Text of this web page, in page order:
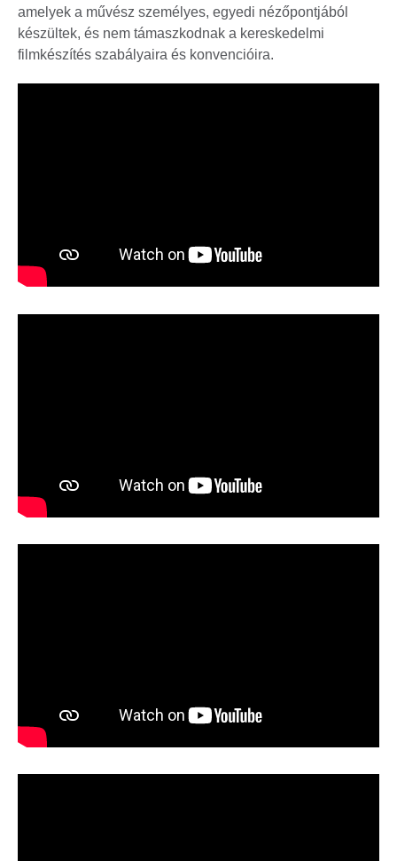
amelyek a művész személyes, egyedi nézőpontjából
készültek, és nem támaszkodnak a kereskedelmi
filmkészítés szabályaira és konvencióira.